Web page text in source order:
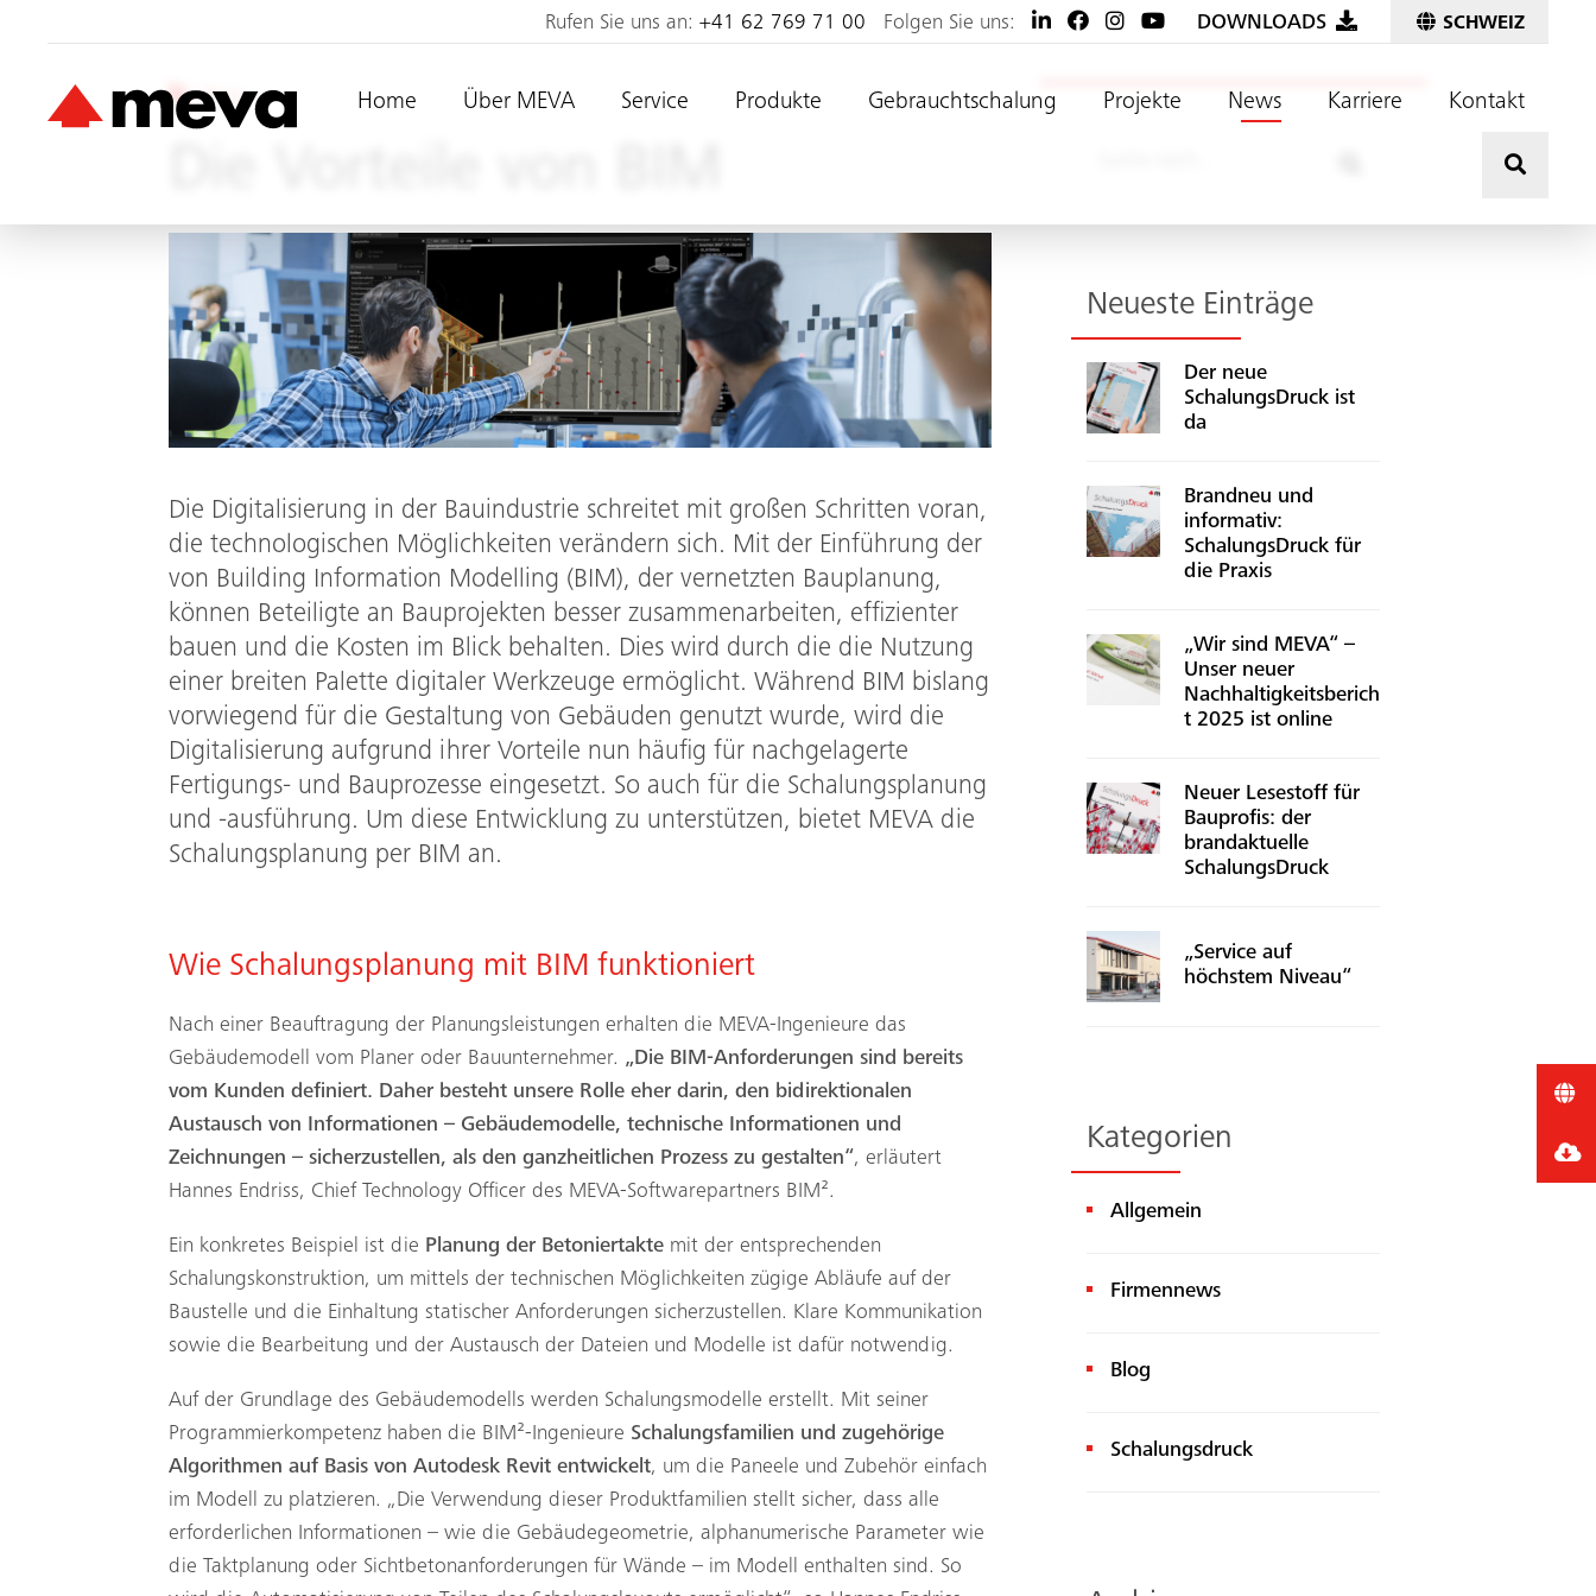
Rufen Sie uns an:+41 62 769 71 00 Folgen Sie uns: DOWNLOADS SCHWEIZ
Home Über MEVA Service Produkte Gebrauchtschalung Projekte News Karriere Kontakt
Blog
Die Digitalisierung in der Bauindustrie schreitet mit großen Schritten voran,
die technologischen Möglichkeiten verändern sich. Mit der Einführung der
von Building Information Modelling (BIM), der vernetzten Bauplanung,
können Beteiligte an Bauprojekten besser zusammenarbeiten, effizienter
bauen und die Kosten im Blick behalten. Dies wird durch die die Nutzung
einer breiten Palette digitaler Werkzeuge ermöglicht. Während BIM bislang
vorwiegend für die Gestaltung von Gebäuden genutzt wurde, wird die
Digitalisierung aufgrund ihrer Vorteile nun häufig für nachgelagerte
Fertigungs- und Bauprozesse eingesetzt. So auch für die Schalungsplanung
und -ausführung. Um diese Entwicklung zu unterstützen, bietet MEVA die
Schalungsplanung per BIM an.
Wie Schalungsplanung mit BIM funktioniert
Nach einer Beauftragung der Planungsleistungen erhalten die MEVA-Ingenieure das
Gebäudemodell vom Planer oder Bauunternehmer. „Die BIM-Anforderungen sind bereits
vom Kunden definiert. Daher besteht unsere Rolle eher darin, den bidirektionalen
Austausch von Informationen – Gebäudemodelle, technische Informationen und
Zeichnungen – sicherzustellen, als den ganzheitlichen Prozess zu gestalten“, erläutert
Hannes Endriss, Chief Technology Officer des MEVA-Softwarepartners BIM².
Ein konkretes Beispiel ist die Planung der Betoniertakte mit der entsprechenden
Schalungskonstruktion, um mittels der technischen Möglichkeiten zügige Abläufe auf der
Baustelle und die Einhaltung statischer Anforderungen sicherzustellen. Klare Kommunikation
sowie die Bearbeitung und der Austausch der Dateien und Modelle ist dafür notwendig.
Auf der Grundlage des Gebäudemodells werden Schalungsmodelle erstellt. Mit seiner
Programmierkompetenz haben die BIM²-Ingenieure Schalungsfamilien und zugehörige
Algorithmen auf Basis von Autodesk Revit entwickelt, um die Paneele und Zubehör einfach
im Modell zu platzieren. „Die Verwendung dieser Produktfamilien stellt sicher, dass alle
erforderlichen Informationen – wie die Gebäudegeometrie, alphanumerische Parameter wie
die Taktplanung oder Sichtbetonanforderungen für Wände – im Modell enthalten sind. So
Neueste Einträge
Der neue
SchalungsDruck ist
da
Brandneu und
informativ:
SchalungsDruck für
die Praxis
„Wir sind MEVA“ –
Unser neuer
Nachhaltigkeitsberich
t 2025 ist online
Neuer Lesestoff für
Bauprofis: der
brandaktuelle
SchalungsDruck
„Service auf
höchstem Niveau“
Kategorien
Allgemein
Firmennews
Blog
Schalungsdruck